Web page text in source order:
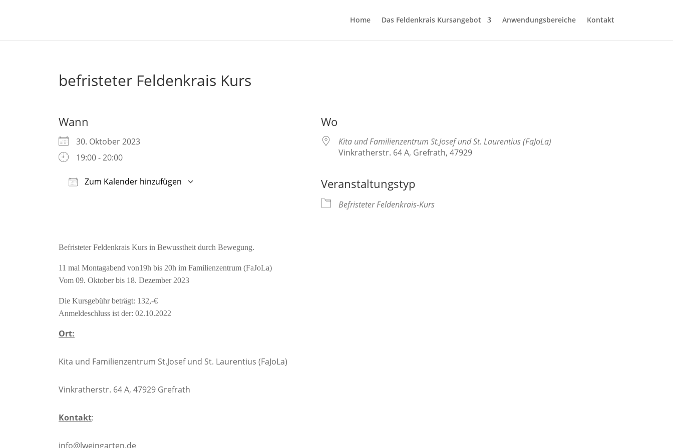
Home Das Feldenkrais Kursangebot Anwendungsbereiche Kontakt
befristeter Feldenkrais Kurs
Wann
30. Oktober 2023
19:00 - 20:00
Zum Kalender hinzufügen
Wo
Kita und Familienzentrum St.Josef und St. Laurentius (FaJoLa)
Vinkratherstr. 64 A, Grefrath, 47929
Veranstaltungstyp
Befristeter Feldenkrais-Kurs
Befristeter Feldenkrais Kurs in Bewusstheit durch Bewegung.
11 mal Montagabend von19h bis 20h im Familienzentrum (FaJoLa)
Vom 09. Oktober bis 18. Dezember 2023
Die Kursgebühr beträgt: 132,-€
Anmeldeschluss ist der: 02.10.2022
Ort:
Kita und Familienzentrum St.Josef und St. Laurentius (FaJoLa)
Vinkratherstr. 64 A, 47929 Grefrath
Kontakt:
info@lweingarten.de